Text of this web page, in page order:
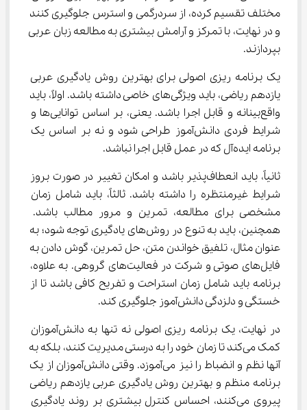
مختلف تقسیم کرده، از سردرگمی و استرس جلوگیری کنند
و در نهایت، با تمرکز و آرامش بیشتری به مطالعه زبان عربی
بپردازند.
یک برنامه ریزی اصولی برای بهترین روش یادگیری عربی
یازدهم ریاضی، باید ویژگی‌های خاصی داشته باشد. اولاً، باید
واقع‌بینانه و قابل اجرا باشد. یعنی، بر اساس توانایی‌ها و
شرایط فردی دانش‌آموز طراحی شود و نه بر اساس یک
برنامه ایده‌آل که در عمل قابل اجرا نباشد.
ثانیاً، باید انعطاف‌پذیر باشد و امکان تغییر در صورت بروز
شرایط غیرمنتظره را داشته باشد. ثالثاً، باید شامل زمان
مشخصی برای مطالعه، تمرین و مرور مطالب باشد.
همچنین، باید به تنوع در روش‌های یادگیری توجه شود؛ به
عنوان مثال، تلفیق خواندن متن، حل تمرین، گوش دادن به
فایل‌های صوتی و شرکت در فعالیت‌های گروهی. به علاوه،
برنامه باید شامل زمان استراحت و تفریح کافی باشد تا از
خستگی و دلزدگی دانش‌آموز جلوگیری کند.
در نهایت، یک برنامه ریزی اصولی نه تنها به دانش‌آموزان
کمک می‌کند تا زمان خود را به درستی مدیریت کنند، بلکه به
آنها نظم و انضباط را نیز می‌آموزد. وقتی دانش‌آموزان از یک
برنامه منظم و بهترین روش یادگیری عربی یازدهم ریاضی
پیروی می‌کنند، احساس کنترل بیشتری بر روند یادگیری